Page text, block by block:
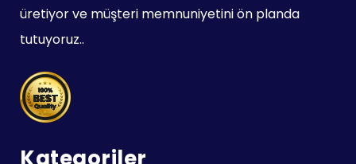
üretiyor ve müşteri memnuniyetini ön planda
tutuyoruz..